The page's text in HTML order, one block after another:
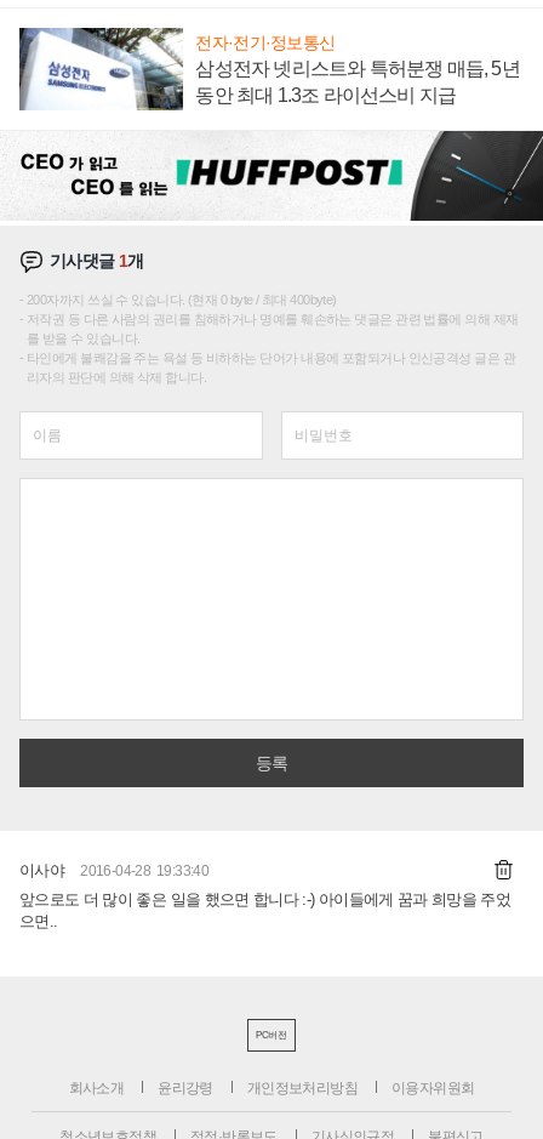
전자·전기·정보통신
삼성전자 넷리스트와 특허분쟁 매듭, 5년
동안 최대 1.3조 라이선스비 지급
기사댓글1개
200자까지 쓰실 수 있습니다. (현재 0 byte / 최대 400byte)
저작권 등 다른 사람의 권리를 침해하거나 명예를 훼손하는 댓글은 관련 법률에 의해 제재
를 받을 수 있습니다.
타인에게 불쾌감을 주는 욕설 등 비하하는 단어가 내용에 포함되거나 인신공격성 글은 관
리자의 판단에 의해 삭제 합니다.
이사야 2016-04-28 19:33:40
앞으로도 더 많이 좋은 일을 했으면 합니다 :-) 아이들에게 꿈과 희망을 주었
으면..
PC버전
회사소개 윤리강령 개인정보처리방침 이용자위원회